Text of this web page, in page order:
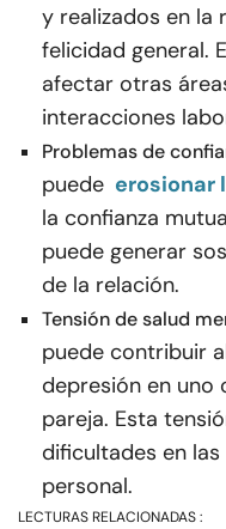
y realizados en la
felicidad general.
afectar otras
interacciones
Problemas de
puede erosionar
la confianza
puede generar
de la relación.
Tensión de salud
puede contribuir
depresión en uno
pareja. Esta
dificultades en
personal.
LECTURAS RELACIONADAS :